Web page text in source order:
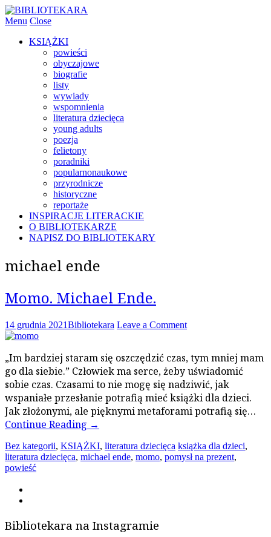
Menu Close
KSIĄŻKI
powieści
obyczajowe
biografie
listy
wywiady
wspomnienia
literatura dziecięca
young adults
poezja
felietony
poradniki
popularnonaukowe
przyrodnicze
historyczne
reportaże
INSPIRACJE LITERACKIE
O BIBLIOTEKARZE
NAPISZ DO BIBLIOTEKARY
michael ende
Momo. Michael Ende.
14 grudnia 2021Bibliotekara Leave a Comment
„Im bardziej staram się oszczędzić czas, tym mniej mam
go dla siebie.” Człowiek ma serce, żeby uświadomić
sobie czas. Czasami to nie mogę się nadziwić, jak
wspaniałe przesłanie potrafią mieć książki dla dzieci.
Jak złożonymi, ale pięknymi metaforami potrafią się…
Continue Reading →
Bez kategorii, KSIĄŻKI, literatura dziecięca książka dla dzieci,
literatura dziecięca, michael ende, momo, pomysł na prezent,
powieść
Bibliotekara na Instagramie